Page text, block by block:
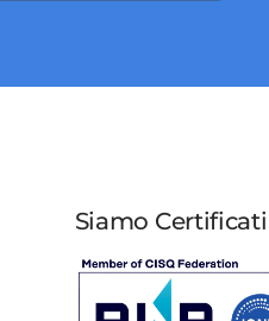
Siamo Certificati